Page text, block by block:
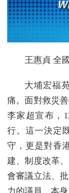
王惠貞 全
大埔宏福
痛。面對救災
李家超宣布，
行。這一決定
守，更是對香
建、制度改革
會審議立法、
力的議員，本